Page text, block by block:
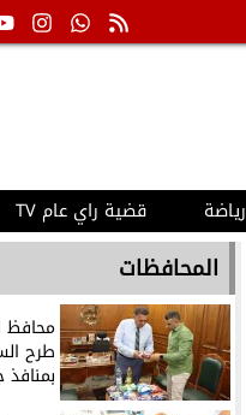
رياضة قضية راي عام TV
المحافظات
محافظ
طرح